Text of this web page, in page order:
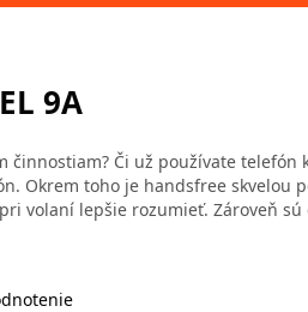
9A
činnostiam? Či už používate
Okrem toho je handsfree skvelou
volaní lepšie rozumieť. Zároveň